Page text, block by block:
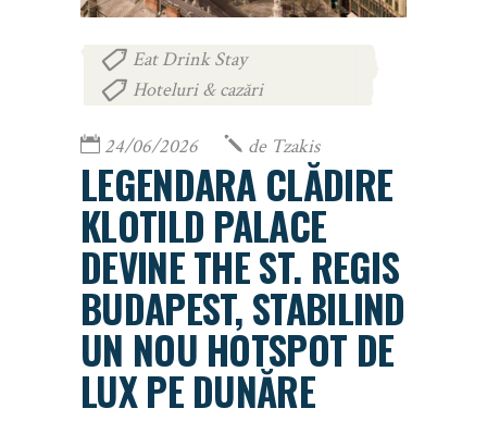
Eat Drink Stay
Hoteluri & cazări
24/06/2026 de Tzakis
LEGENDARA CLĂDIRE
KLOTILD PALACE
DEVINE THE ST. REGIS
BUDAPEST, STABILIND
UN NOU HOTSPOT DE
LUX PE DUNĂRE